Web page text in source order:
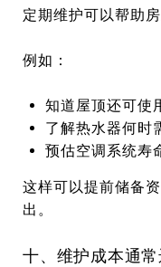
定期维护可以帮助
例如：
知道屋顶还可使
了解热水器何时
预估空调系统寿
这样可以提前储备
出。
十、维护成本通